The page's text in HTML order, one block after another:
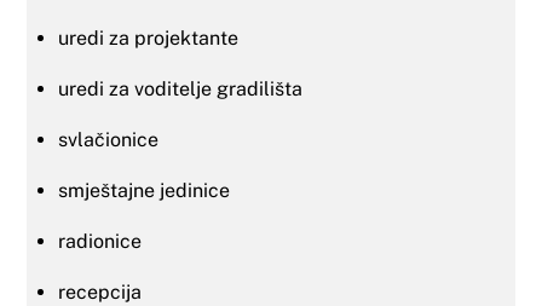
uredi za projektante
uredi za voditelje gradilišta
svlačionice
smještajne jedinice
radionice
recepcija